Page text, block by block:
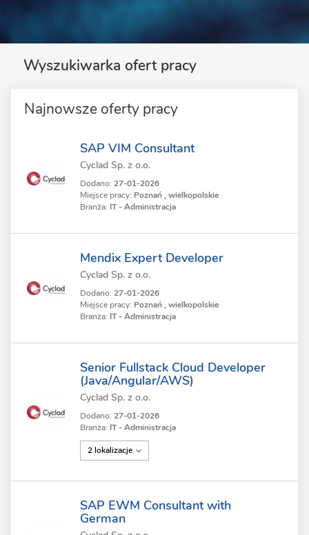
Wyszukiwarka ofert pracy
Najnowsze oferty pracy
SAP VIM Consultant
Cyclad Sp. z o.o.
Dodano: 27-01-2026
Miejsce pracy: Poznań , wielkopolskie
Branża: IT - Administracja
Mendix Expert Developer
Cyclad Sp. z o.o.
Dodano: 27-01-2026
Miejsce pracy: Poznań , wielkopolskie
Branża: IT - Administracja
Senior Fullstack Cloud Developer
(Java/Angular/AWS)
Cyclad Sp. z o.o.
Dodano: 27-01-2026
Branża: IT - Administracja
2 lokalizacje
SAP EWM Consultant with
German